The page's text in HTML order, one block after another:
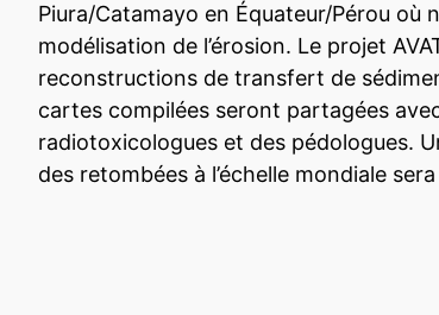
Piura/Catamayo en Équateur/Pérou où
modélisation de l’érosion. Le projet
reconstructions de transfert de
cartes compilées seront partagées
radiotoxicologues et des pédologues.
des retombées à l’échelle mondiale